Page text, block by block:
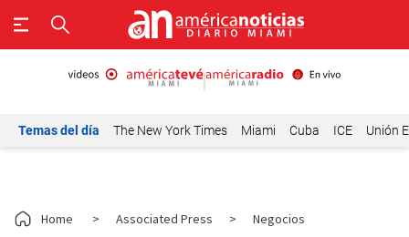
Temas del día The New York Times Miami Cuba ICE Unión
Home > Associated Press > Negocios